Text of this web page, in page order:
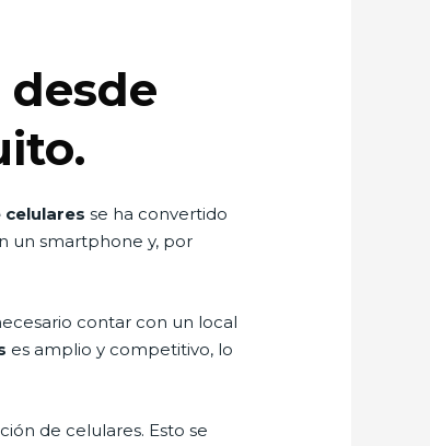
celulares se ha convertido
un smartphone y, por
contar con un local
es amplio y competitivo, lo
de celulares. Esto se